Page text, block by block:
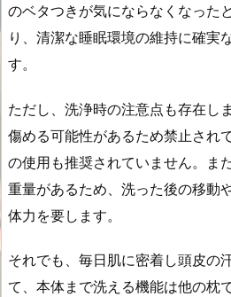
のベタつきが気にならなくなった
り、清潔な睡眠環境の維持に確実
す。
ただし、洗浄時の注意点も存在し
傷める可能性があるため禁止され
の使用も推奨されていません。ま
重量があるため、洗った後の移動
体力を要します。
それでも、毎日肌に密着し頭皮の
て、本体まで洗える機能は他の枕